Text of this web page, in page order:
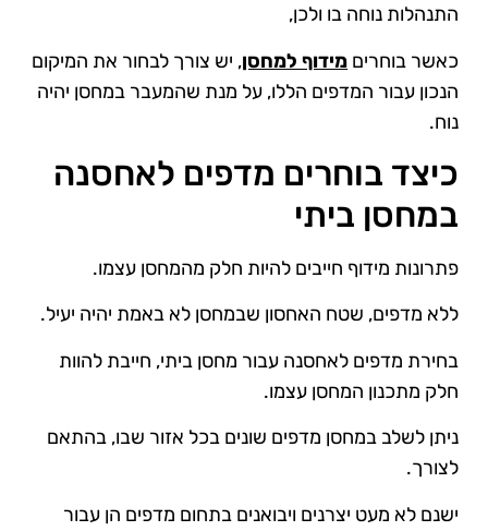
התנהלות נוחה בו ולכן,
כאשר בוחרים מידוף למחסן, יש צורך לבחור את המיקום
הנכון עבור המדפים הללו, על מנת שהמעבר במחסן יהיה
נוח.
כיצד בוחרים מדפים לאחסנה
במחסן ביתי
פתרונות מידוף חייבים להיות חלק מהמחסן עצמו.
ללא מדפים, שטח האחסון שבמחסן לא באמת יהיה יעיל.
בחירת מדפים לאחסנה עבור מחסן ביתי, חייבת להוות
חלק מתכנון המחסן עצמו.
ניתן לשלב במחסן מדפים שונים בכל אזור שבו, בהתאם
לצורך.
ישנם לא מעט יצרנים ויבואנים בתחום מדפים הן עבור